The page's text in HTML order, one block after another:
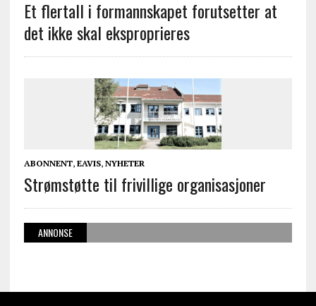
Et flertall i formannskapet forutsetter at
det ikke skal eksproprieres
ABONNENT, EAVIS, NYHETER
Strømstøtte til frivillige organisasjoner
ANNONSE